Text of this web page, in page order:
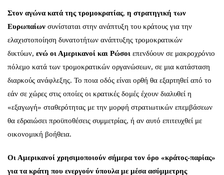
Στον αγώνα κατά της τρομοκρατίας, η στρατηγική των
Ευρωπαίων συνίσταται στην ανάπτυξη του κράτους για την
ελαχιστοποίηση δυνατοτήτων ανάπτυξης τρομοκρατικών
δικτύων, ενώ οι Αμερικανοί και Ρώσοι επενδύουν σε μακροχρόνιο
πόλεμο κατά των τρομοκρατικών οργανώσεων, σε μια κατάσταση
διαρκούς ανάφλεξης. Το ποια οδός είναι ορθή θα εξαρτηθεί από το
εάν σε χώρες στις οποίες οι κρατικές δομές έχουν διαλυθεί η
«εξαγωγή» σταθερότητας με την μορφή στρατιωτικών επεμβάσεων
θα εδραιώσει προϋποθέσεις συμμετρίας, ή αν αυτό επιτευχθεί με
οικονομική βοήθεια.
Οι Αμερικανοί χρησιμοποιούν σήμερα τον όρο «κράτος-παρίας»
για τα κράτη που ενεργούν ύπουλα με μέσα ασύμμετρης